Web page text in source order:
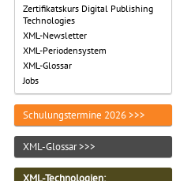
Zertifikatskurs Digital Publishing
Technologies
XML-Newsletter
XML-Periodensystem
XML-Glossar
Jobs
Schulungstermine 2026 >>>
XML-Glossar >>>
XML-Technologien: